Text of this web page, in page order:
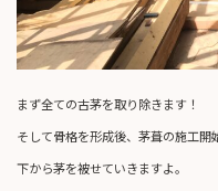
まず全ての古茅を取り除きます！
そして骨格を形成後、茅葺の施工開
下から茅を被せていきますよ。